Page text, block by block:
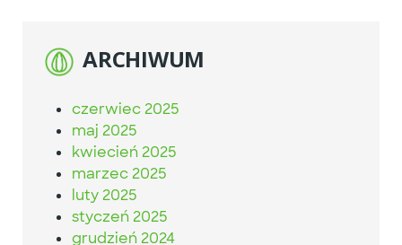
ARCHIWUM
czerwiec 2025
maj 2025
kwiecień 2025
marzec 2025
luty 2025
styczeń 2025
grudzień 2024